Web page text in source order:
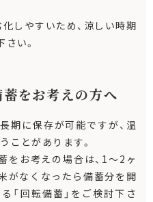
しやすいため、涼しい時期
い。
をお考えの方へ
期に保存が可能ですが、温
ことがあります。
をお考えの場合は、1～2ヶ
がなくなったら備蓄分を開
「回転備蓄」をご検討下さ